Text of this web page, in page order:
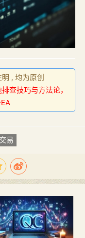
, 均为原创
查技巧与方法论，
易